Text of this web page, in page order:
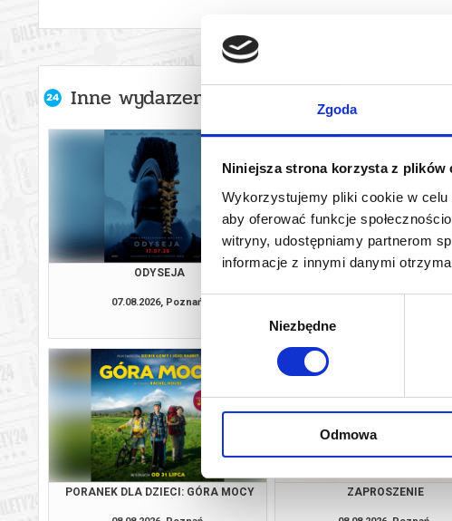
Zgoda
Niniejsza strona korzysta z plików
Wykorzystujemy pliki cookie w celu
aby oferować funkcje
witryny, udostępniamy partnerom
informacje z innymi danymi
Wybór
Niezbędne
Odmowa
Inne wydarzenia organizatora
ODYSEJA
07.08.2026, Poznań
PEJZAŻ W KOLORZE SEPII
PORANEK DLA DZIECI: GÓRA MOCY ZAPROSZENIE